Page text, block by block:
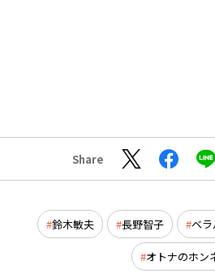
Share
鈴木敏夫 長野智子 ベラ
オトナのホン